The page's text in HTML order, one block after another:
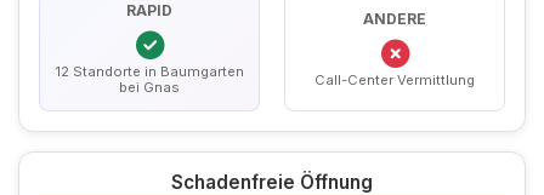
RAPID
12 Standorte in Baumgarten
bei Gnas
ANDERE
Call-Center Vermittlung
Schadenfreie Öffnung